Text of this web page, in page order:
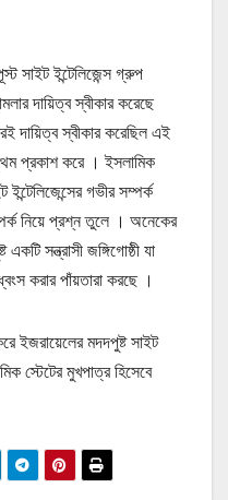
সাইট ইন্টেলিজেন্স গ্রুপ
দায়িত্ব স্বীকার করেছে
স্বীকার করেছিল এই
প্রকাশ করে । ইসলামিক
গভীর সম্পর্ক
নিয়ে প্রশ্ন তুলে । অনেকের
সন্ত্রাসী জঙ্গিগোষ্ঠী যা
করার পাঁয়তারা করছে ।
ইজরায়েলের মদদপুষ্ট সাইট
স্টেটের মুখপাত্র হিসেবে